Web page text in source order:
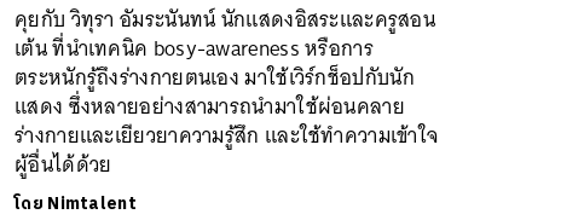
คุยกับ วิทุรา อัมระนันทน์ นักแสดงอิสระและครูสอน
เต้น ที่นำเทคนิค bosy-awareness หรือการ
ตระหนักรู้ถึงร่างกายตนเอง มาใช้เวิร์กช็อปกับนัก
แสดง ซึ่งหลายอย่างสามารถนำมาใช้ผ่อนคลาย
ร่างกายและเยียวยาความรู้สึก และใช้ทำความเข้าใจ
ผู้อื่นได้ด้วย
โดย Nimtalent